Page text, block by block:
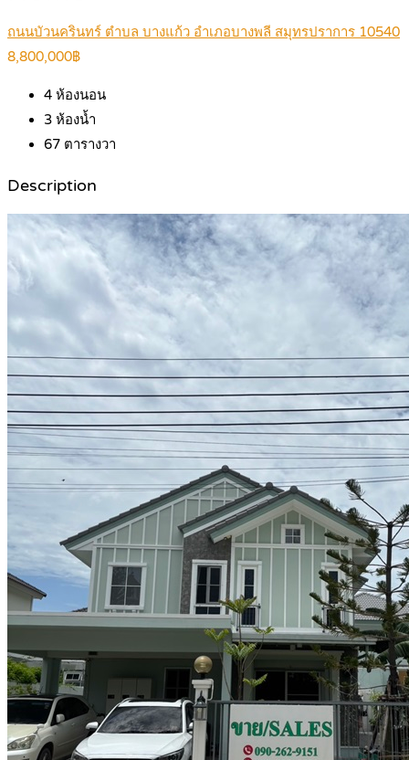
ถนนบัวนครินทร์ ตำบล บางแก้ว อำเภอบางพลี สมุทรปราการ 10540
8,800,000฿
4 ห้องนอน
3 ห้องน้ำ
67 ตารางวา
Description